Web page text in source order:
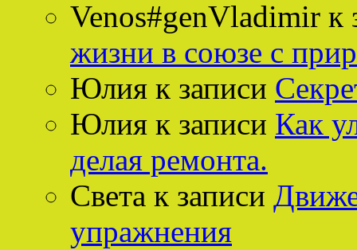
Venos#genVladimir к
жизни в союзе с
Юлия к записи
Юлия к записи Как
делая ремонта.
Света к записи
упражнения